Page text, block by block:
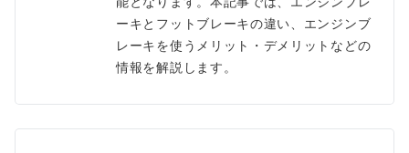
ーキとフットブレーキの違い、エンジンブ
レーキを使うメリット・デメリットなどの
情報を解説します。